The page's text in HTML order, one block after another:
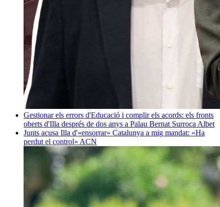
Gestionar els errors d'Educació i complir els acords: els fronts
oberts d'Illa després de dos anys a Palau Bernat Surroca Albet
Junts acusa Illa d'«ensorrar» Catalunya a mig mandat: «Ha
perdut el control» ACN